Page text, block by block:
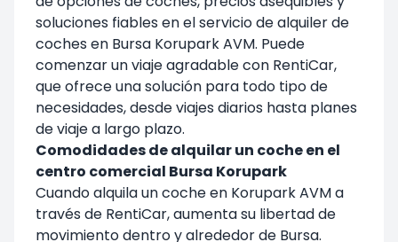
soluciones fiables en el servicio de alquiler de
coches en Bursa KoruparkAVM. Puede
comenzar un viaje agradable con RentiCar,
que ofrece una solución para todo tipo de
necesidades, desde viajes diarios hasta planes
de viaje a largo plazo.
Comodidades de alquilar un coche en el
centro comercial Bursa Korupark
Cuando alquila un coche en Korupark AVMa
través de RentiCar, aumenta su libertad de
movimiento dentro y alrededor de Bursa.